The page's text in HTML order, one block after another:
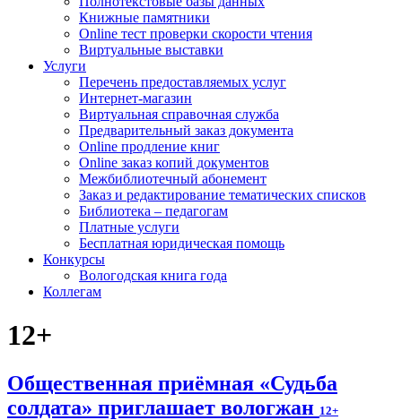
Книжные памятники
Online тест проверки скорости чтения
Виртуальные выставки
Услуги
Перечень предоставляемых услуг
Интернет-магазин
Виртуальная справочная служба
Предварительный заказ документа
Online продление книг
Online заказ копий документов
Межбиблиотечный абонемент
Заказ и редактирование тематических списков
Библиотека – педагогам
Платные услуги
Бесплатная юридическая помощь
Конкурсы
Вологодская книга года
Коллегам
12+
Общественная приёмная «Судьба
солдата» приглашает вологжан 12+